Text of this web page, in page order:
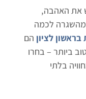
את האהבה,
מהשגרה לכמה
בראשון לציון הם
ביותר – בחרו
בלתי